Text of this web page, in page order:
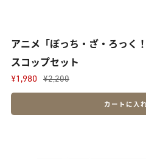
アニメ「ぼっち・ざ・ろっく
スコップセット
¥1,980 ¥2,200
カートに入